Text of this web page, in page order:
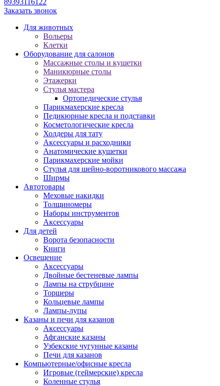
89393116122
Заказать звонок
Для животных
Вольеры
Клетки
Оборудование для салонов
Массажные столы и кушетки
Маникюрные столы
Этажерки
Стулья мастера
Ортопедические стулья
Парикмахерские кресла
Педикюрные кресла и подставки
Косметологические кресла
Холдеры для тату
Аксессуары и расходники
Анатомические кушетки
Парикмахерские мойки
Стулья для шейно-воротникового массажа
Ширмы
Автотовары
Меховые накидки
Толщиномеры
Наборы инструментов
Аксессуары
Для детей
Ворота безопасности
Книги
Освещение
Аксессуары
Двойные бестеневые лампы
Лампы на струбцине
Торшеры
Кольцевые лампы
Лампы-лупы
Казаны и печи для казанов
Аксессуары
Афганские казаны
Узбекские чугунные казаны
Печи для казанов
Компьютерные/офисные кресла
Игровые (геймерские) кресла
Коленные стулья